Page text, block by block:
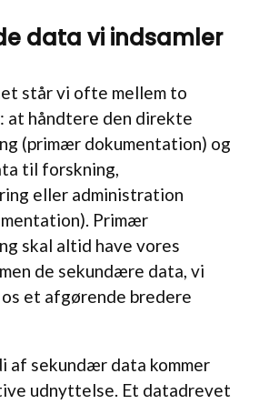
data vi indsamler
står vi ofte mellem to
at håndtere den direkte
(primær dokumentation) og
til forskning,
eller administration
Primær
skal altid have vores
de sekundære data, vi
et afgørende bredere
af sekundær data kommer
udnyttelse. Et datadrevet